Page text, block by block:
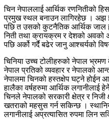
चिन नेपाललाई आर्थिक रणनितीको
प्रमुख स्थल बनाउन लागिरहेछ । अझ
पछि त उसको कुटनैतिक आर्थिक जाल
निती तथा क्रायक्रम र देशको अवको
पछि अर्को गर्दै बढेर जानु आश्चर्यको
चिनिया उच्च टोलीहरुको नेपाल भ्रमण
नेपाल प्रतिको व्यवहार र नेपालको
नेपालमा चिनको हस्तक्षेप घट्ने होईन
हालैका वर्षहरुमा आर्थिक लगानीलाई
चिनले नेपालको सरकारी क्षेत्र र
खतराको महसुस गर्न सकिन्छ ।
लगानीलाई अप्रत्यासित रुपमा लिन